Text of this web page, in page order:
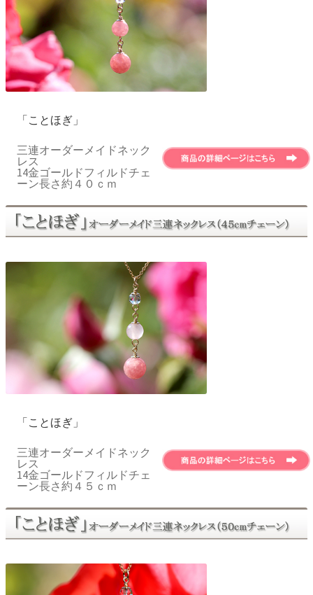
「ことほぎ」
三連オーダーメイドネック
レス
14金ゴールドフィルドチェ
ーン長さ約４０ｃｍ
「ことほぎ」
三連オーダーメイドネック
レス
14金ゴールドフィルドチェ
ーン長さ約４５ｃｍ